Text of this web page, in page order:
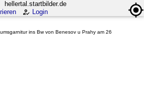
hellertal.startbilder.de
Login
ins Bw von Benesov u Prahy am 26